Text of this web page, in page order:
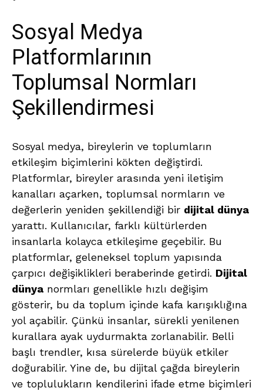
Sosyal Medya
Platformlarının
Toplumsal Normları
Şekillendirmesi
Sosyal medya, bireylerin ve toplumların
etkileşim biçimlerini kökten değiştirdi.
Platformlar, bireyler arasında yeni iletişim
kanalları açarken, toplumsal normların ve
değerlerin yeniden şekillendiği bir dijital dünya
yarattı. Kullanıcılar, farklı kültürlerden
insanlarla kolayca etkileşime geçebilir. Bu
platformlar, geleneksel toplum yapısında
çarpıcı değişiklikleri beraberinde getirdi. Dijital
dünya normları genellikle hızlı değişim
gösterir, bu da toplum içinde kafa karışıklığına
yol açabilir. Çünkü insanlar, sürekli yenilenen
kurallara ayak uydurmakta zorlanabilir. Belli
başlı trendler, kısa sürelerde büyük etkiler
doğurabilir. Yine de, bu dijital çağda bireylerin
ve toplulukların kendilerini ifade etme biçimleri